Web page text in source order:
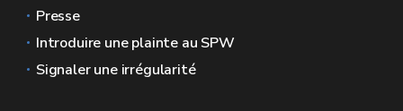
Presse
Introduire une plainte au SPW
Signaler une irrégularité